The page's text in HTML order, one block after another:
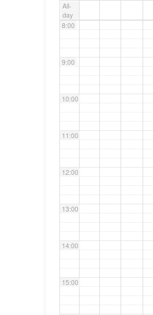
All-
day
8:00
9:00
10:00
11:00
12:00
13:00
14:00
15:00